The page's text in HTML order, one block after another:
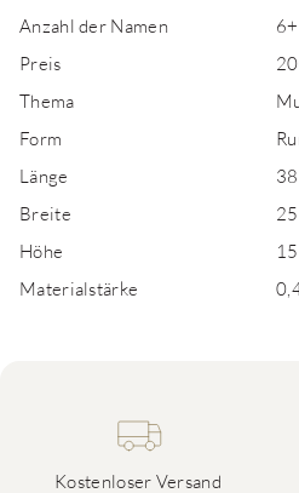
Anzahl der Namen
Preis
Thema
Form
Länge
Breite
Höhe
Materialstärke
Kostenloser Versand